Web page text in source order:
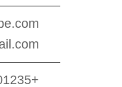
+8618666401235